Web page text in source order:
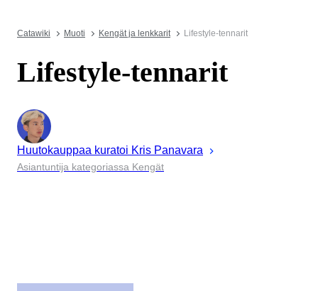
Catawiki Muoti Kengät ja lenkkarit Lifestyle-tennarit
Lifestyle-tennarit
Huutokauppaa kuratoi Kris Panavara
Asiantuntija kategoriassa Kengät